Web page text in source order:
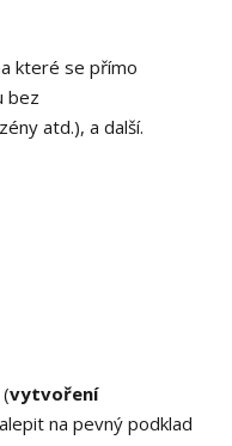
které se přímo
bez
atd.), a další.
vytvoření
na pevný podklad